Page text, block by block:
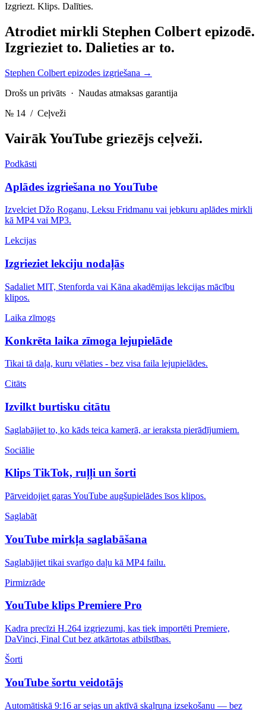
Izgriezt. Klips. Dalīties.
Atrodiet mirkli Stephen Colbert epizodē.
Izgrieziet to. Dalieties ar to.
Stephen Colbert epizodes izgriešana →
Drošs un privāts · Naudas atmaksas garantija
№ 14 / Ceļveži
Vairāk YouTube griezējs ceļveži.
Podkāsti
Aplādes izgriešana no YouTube
Izvelciet Džo Roganu, Leksu Fridmanu vai jebkuru aplādes mirkli
kā MP4 vai MP3.
Lekcijas
Izgrieziet lekciju nodaļās
Sadaliet MIT, Stenforda vai Kāna akadēmijas lekcijas mācību
klipos.
Laika zīmogs
Konkrēta laika zīmoga lejupielāde
Tikai tā daļa, kuru vēlaties - bez visa faila lejupielādes.
Citāts
Izvilkt burtisku citātu
Saglabājiet to, ko kāds teica kamerā, ar ieraksta pierādījumiem.
Sociālie
Klips TikTok, ruļļi un šorti
Pārveidojiet garas YouTube augšupielādes īsos klipos.
Saglabāt
YouTube mirkļa saglabāšana
Saglabājiet tikai svarīgo daļu kā MP4 failu.
Pirmizrāde
YouTube klips Premiere Pro
Kadra precīzi H.264 izgriezumi, kas tiek importēti Premiere,
DaVinci, Final Cut bez atkārtotas atbilstības.
Šorti
YouTube šortu veidotājs
Automātiskā 9:16 ar sejas un aktīvā skaļruņa izsekošanu — bez